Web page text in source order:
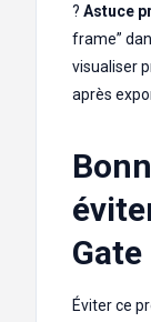
? Astuce
frame”
visualiser
après
Gate
Éviter ce